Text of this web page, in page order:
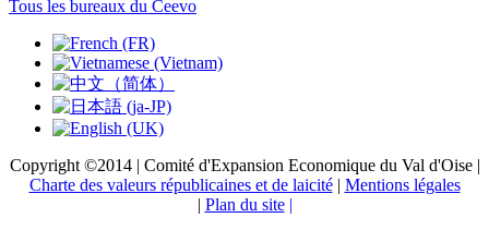
Tous les bureaux du Ceevo
Copyright ©2014 | Comité d'Expansion Economique du Val d'Oise |
Charte des valeurs républicaines et de laicité| Mentions légales
| Plan du site |